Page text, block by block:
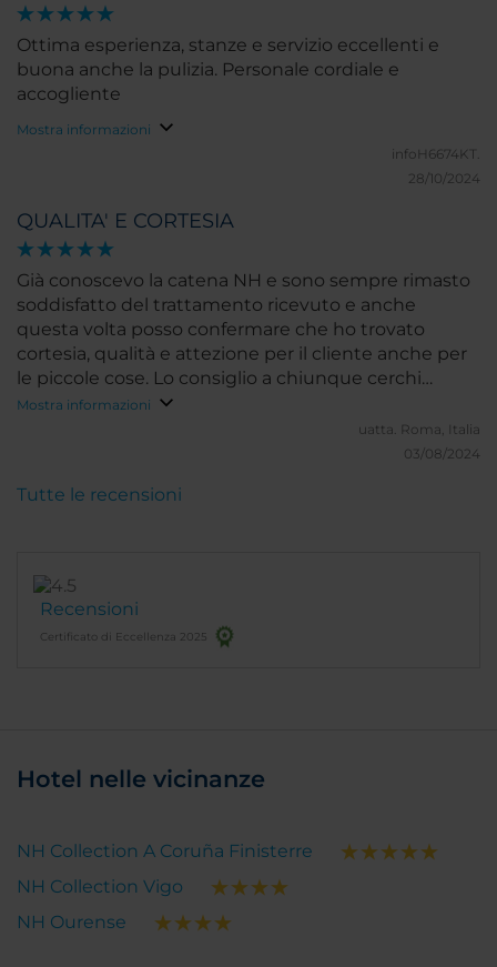
Ottima esperienza, stanze e servizio eccellenti e
buona anche la pulizia. Personale cordiale e
accogliente
Mostra informazioni
infoH6674KT.
28/10/2024
QUALITA' E CORTESIA
Già conoscevo la catena NH e sono sempre rimasto
soddisfatto del trattamento ricevuto e anche
questa volta posso confermare che ho trovato
cortesia, qualità e attezione per il cliente anche per
le piccole cose. Lo consiglio a chiunque cerchi
qualità e un trattamento da 5 stelle
Mostra informazioni
uatta. Roma, Italia
03/08/2024
Recensioni
Certificato di Eccellenza 2025
Tutte le recensioni
Hotel nelle vicinanze
NH Collection A Coruña Finisterre
NH Collection Vigo
NH Ourense